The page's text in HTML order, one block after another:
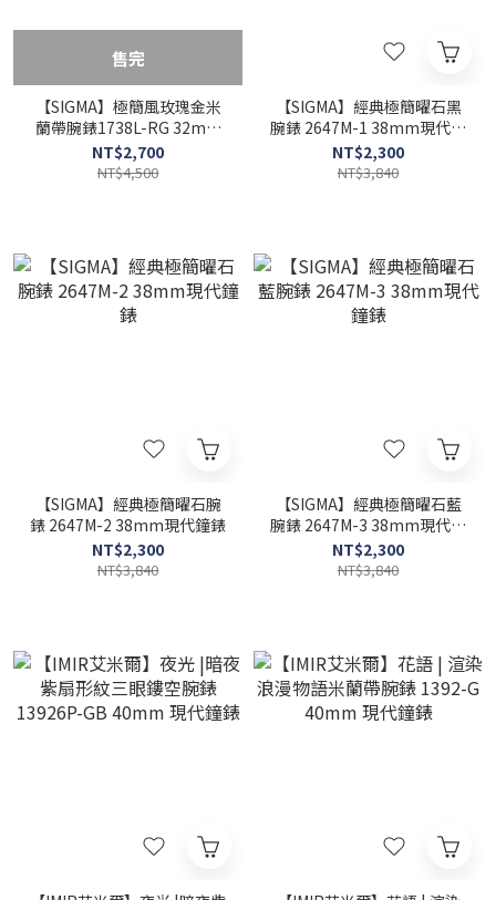
售完
【SIGMA】極簡風玫瑰金米
蘭帶腕錶1738L-RG 32mm
現代鐘錶
NT$2,700
NT$4,500
【SIGMA】經典極簡曜石黑
腕錶 2647M-1 38mm現代鐘
錶
NT$2,300
NT$3,840
【SIGMA】經典極簡曜石腕
錶 2647M-2 38mm現代鐘錶
NT$2,300
NT$3,840
【SIGMA】經典極簡曜石藍
腕錶 2647M-3 38mm現代鐘
錶
NT$2,300
NT$3,840